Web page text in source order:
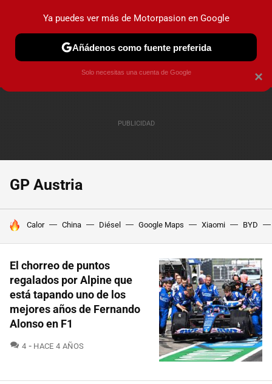
PRUEBAS COCHES ELÉCTRICOS OBSERVATORIO
GP Austria
HOY SE HABLA DE
Calor China Diésel Google Maps Xiaomi BYD
El chorreo de puntos
regalados por Alpine que
está tapando uno de los
mejores años de Fernando
Alonso en F1
4 COMENTARIOS
HACE 4 AÑOS
×
Ya puedes ver más de Motorpasion en Google
Añádenos como fuente preferida
Solo necesitas una cuenta de Google